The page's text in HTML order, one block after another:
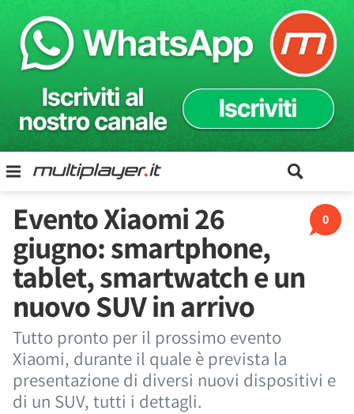
0
Evento Xiaomi 26
giugno: smartphone,
tablet, smartwatch e un
nuovo SUV in arrivo
Tutto pronto per il prossimo evento
Xiaomi, durante il quale è prevista la
presentazione di diversi nuovi dispositivi e
di un SUV, tutti i dettagli.